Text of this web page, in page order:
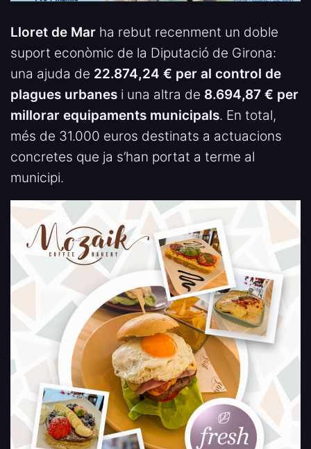
Lloret de Mar ha rebut recenment un doble
suport econòmic de la Diputació de Girona:
una ajuda de 22.874,24 € per al control de
plagues urbanes i una altra de 8.694,87 € per
millorar equipaments municipals. En total,
més de 31.000 euros destinats a actuacions
concretes que ja s’han portat a terme al
municipi.